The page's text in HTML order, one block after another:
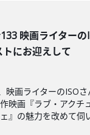
映画ライターの
トにお迎えして
映画ライターのISO
映画『ラブ・アクチ
』の魅力を改めて伺